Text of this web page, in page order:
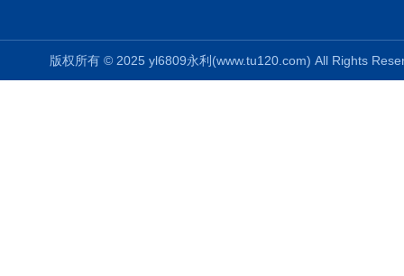
版权所有 © 2025 yl6809永利(www.tu120.com) All Rights